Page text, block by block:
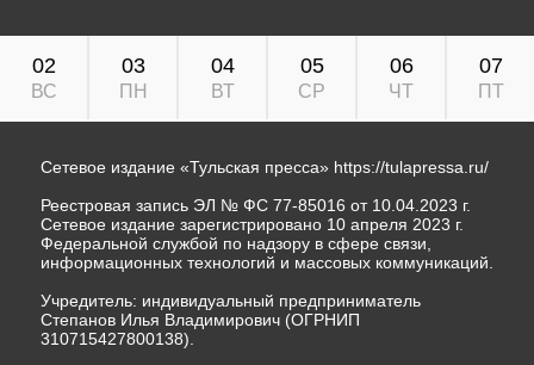
02
ВС
03
ПН
04
ВТ
05
СР
06
ЧТ
07
ПТ
Сетевое издание «Тульская пресса» https://tulapressa.ru/
Реестровая запись ЭЛ № ФС 77-85016 от 10.04.2023 г.
Сетевое издание зарегистрировано 10 апреля 2023 г.
Федеральной службой по надзору в сфере связи,
информационных технологий и массовых коммуникаций.
Учредитель: индивидуальный предприниматель
Степанов Илья Владимирович (ОГРНИП
310715427800138).